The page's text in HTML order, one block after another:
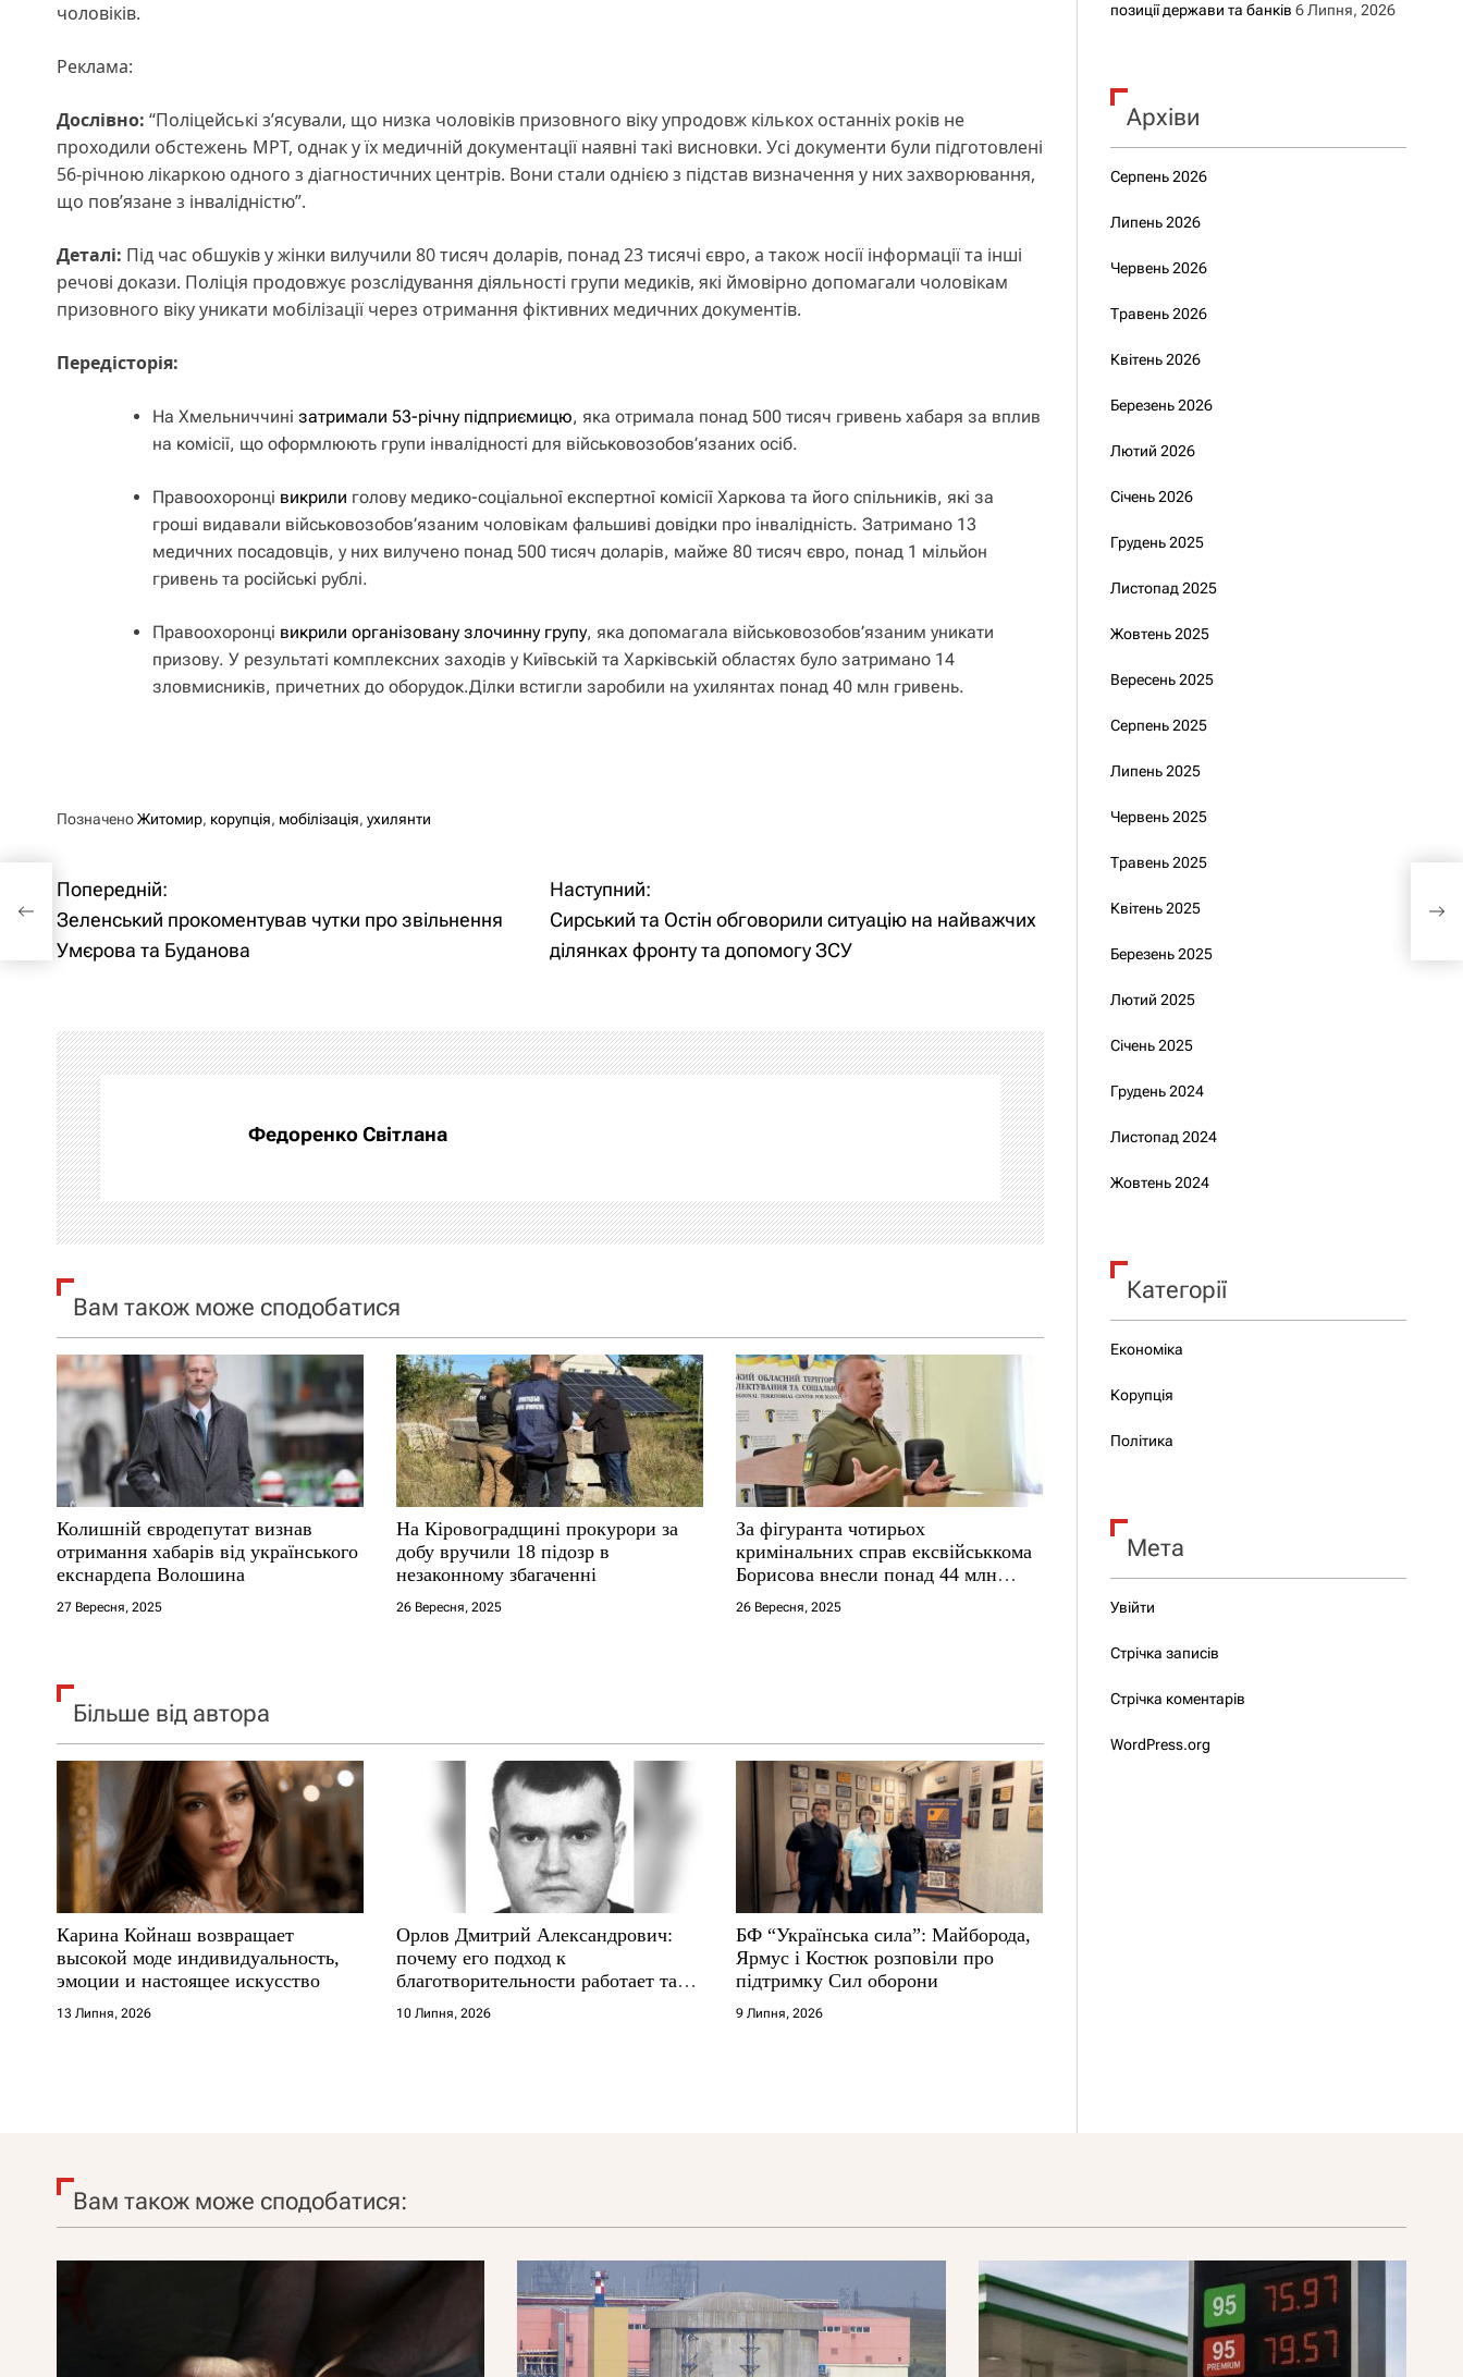
чоловіків.
Реклама:
Дослівно: “Поліцейські з’ясували, що низка чоловіків призовного віку упродовж кількох останніх років не
проходили обстежень МРТ, однак у їх медичній документації наявні такі висновки. Усі документи були підготовлені
56-річною лікаркою одного з діагностичних центрів. Вони стали однією з підстав визначення у них захворювання,
що пов’язане з інвалідністю”.
Деталі: Під час обшуків у жінки вилучили 80 тисяч доларів, понад 23 тисячі євро, а також носії інформації та інші
речові докази. Поліція продовжує розслідування діяльності групи медиків, які ймовірно допомагали чоловікам
призовного віку уникати мобілізації через отримання фіктивних медичних документів.
Передісторія:
На Хмельниччині затримали 53-річну підприємицю, яка отримала понад 500 тисяч гривень хабаря за вплив
на комісії, що оформлюють групи інвалідності для військовозобов’язаних осіб.
Правоохоронці викрили голову медико-соціальної експертної комісії Харкова та його спільників, які за
гроші видавали військовозобов’язаним чоловікам фальшиві довідки про інвалідність. Затримано 13
медичних посадовців, у них вилучено понад 500 тисяч доларів, майже 80 тисяч євро, понад 1 мільйон
гривень та російські рублі.
Правоохоронці викрили організовану злочинну групу, яка допомагала військовозобов’язаним уникати
призову. У результаті комплексних заходів у Київській та Харківській областях було затримано 14
зловмисників, причетних до оборудок.Ділки встигли заробили на ухилянтах понад 40 млн гривень.
ПозначеноЖитомир, корупція, мобілізація, ухилянти
Н
а
і
г
а
ц
і
я
а
и
с
і
в
Попередній:
Зеленський прокоментував чутки про звільнення
Умєрова та Буданова
Наступний:
Сирський та Остін обговорили ситуацію на найважчих
ділянках фронту та допомогу ЗСУ
Федоренко Світлана
Вам також може сподобатися
Колишній євродепутат визнав
отримання хабарів від українського
екснардепа Волошина
27 Вересня, 2025
На Кіровоградщині прокурори за
добу вручили 18 підозр в
незаконному збагаченні
26 Вересня, 2025
За фігуранта чотирьох
кримінальних справ ексвійськкома
Борисова внесли понад 44 млн
застави
26 Вересня, 2025
Більше від автора
Карина Койнаш возвращает
высокой моде индивидуальность,
эмоции и настоящее искусство
13 Липня, 2026
Орлов Дмитрий Александрович:
почему его подход к
благотворительности работает там,
где другие не выдерживают
10 Липня, 2026
БФ “Українська сила”: Майборода,
Ярмус і Костюк розповіли про
підтримку Сил оборони
9 Липня, 2026
позиції держави та банків 6 Липня, 2026
Архіви
Серпень 2026
Липень 2026
Червень 2026
Травень 2026
Квітень 2026
Березень 2026
Лютий 2026
Січень 2026
Грудень 2025
Листопад 2025
Жовтень 2025
Вересень 2025
Серпень 2025
Липень 2025
Червень 2025
Травень 2025
Квітень 2025
Березень 2025
Лютий 2025
Січень 2025
Грудень 2024
Листопад 2024
Жовтень 2024
Категорії
Економіка
Корупція
Політика
Мета
Увійти
Стрічка записів
Стрічка коментарів
WordPress.org
Вам також може сподобатися: